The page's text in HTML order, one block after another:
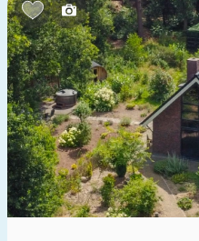
1 2 5
Zu öffentlichen
0,2 0,5 1 2
Unterkunft